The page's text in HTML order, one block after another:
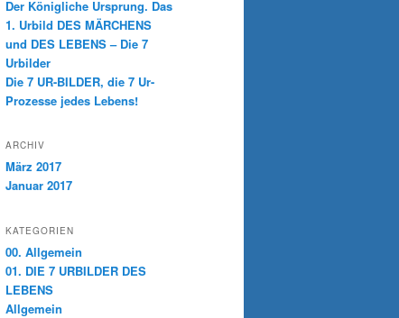
Der Königliche Ursprung. Das
1. Urbild DES MÄRCHENS
und DES LEBENS – Die 7
Urbilder
Die 7 UR-BILDER, die 7 Ur-
Prozesse jedes Lebens!
ARCHIV
März 2017
Januar 2017
KATEGORIEN
00. Allgemein
01. DIE 7 URBILDER DES
LEBENS
Allgemein